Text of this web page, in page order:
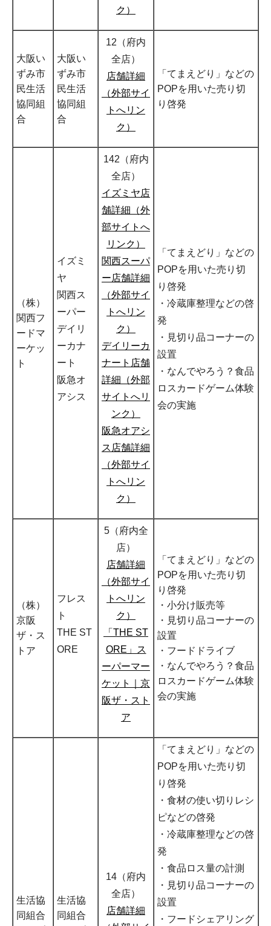
ク）
大阪い
ずみ市
民生活
協同組
合
大阪い
ずみ市
民生活
協同組
合
12（府内
全店）
店舗詳細
（外部サイ
トへリン
ク）
「てまえどり」などの
POPを用いた売り切
り啓発
（株）
関西フ
ードマ
ーケッ
ト
イズミ
ヤ
関西ス
ーパー
デイリ
ーカナ
ート
阪急オ
アシス
142（府内
全店）
イズミヤ店
舗詳細（外
部サイトへ
リンク）
関西スーパ
ー店舗詳細
（外部サイ
トへリン
ク）
デイリーカ
ナート店舗
詳細（外部
サイトへリ
ンク）
阪急オアシ
ス店舗詳細
（外部サイ
トへリン
ク）
「てまえどり」などの
POPを用いた売り切
り啓発
・冷蔵庫整理などの啓
発
・見切り品コーナーの
設置
・なんでやろう？食品
ロスカードゲーム体験
会の実施
（株）
京阪
ザ・ス
トア
フレス
ト
THE ST
ORE
5（府内全
店）
店舗詳細
（外部サイ
トへリン
ク）
「THE ST
ORE」ス
ーパーマー
ケット｜京
阪ザ・スト
ア
「てまえどり」などの
POPを用いた売り切
り啓発
・小分け販売等
・見切り品コーナーの
設置
・フードドライブ
・なんでやろう？食品
ロスカードゲーム体験
会の実施
生活協
同組合
生活協
同組合
14（府内
全店）
店舗詳細
「てまえどり」などの
POPを用いた売り切
り啓発
・食材の使い切りレシ
ピなどの啓発
・冷蔵庫整理などの啓
発
・食品ロス量の計測
・見切り品コーナーの
設置
・フードシェアリング